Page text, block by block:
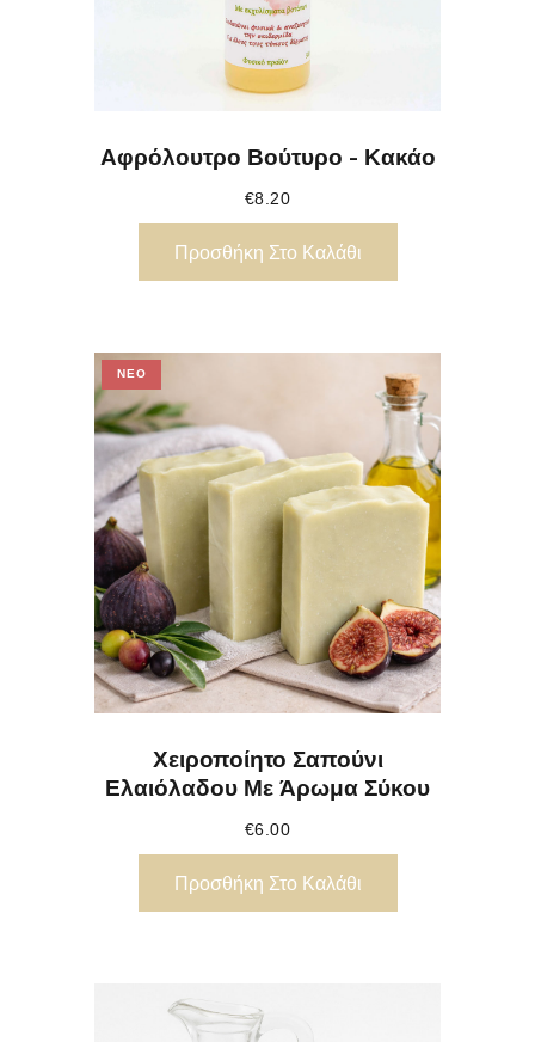
Αφρόλουτρο Βούτυρο - Κακάο
€8.20
Προσθήκη Στο Καλάθι
ΝΈΟ
Χειροποίητο Σαπούνι
Ελαιόλαδου Με Άρωμα Σύκου
€6.00
Προσθήκη Στο Καλάθι